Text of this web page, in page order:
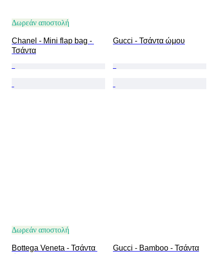
Δωρεάν αποστολή
Chanel - Mini flap bag -
Τσάντα
Gucci - Τσάντα ώμου
Δωρεάν αποστολή
Bottega Veneta - Τσάντα
Gucci - Bamboo - Τσάντα